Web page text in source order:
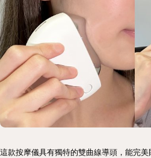
這款按摩儀具有獨特的雙曲線導頭，能完